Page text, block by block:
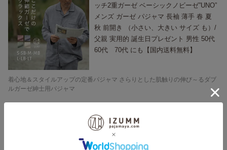
ッチ2重ガーゼ ベーシックノビーゼ”UNO”
メンズ ガーゼ パジャマ 長袖 薄手 春 夏
秋 前開き （小さい、大きい サイズ も）/
父親 実用的 誕生日プレゼント 男性 50代
60代 70代 にも【国内送料無料】
着心地＆スタイルアップの定番パジャマ さらりとした肌触りの伸び～るダブ
ルガーゼ紳士用パジャマ
サイズ：S・SB・M・MB・L・LB・LT